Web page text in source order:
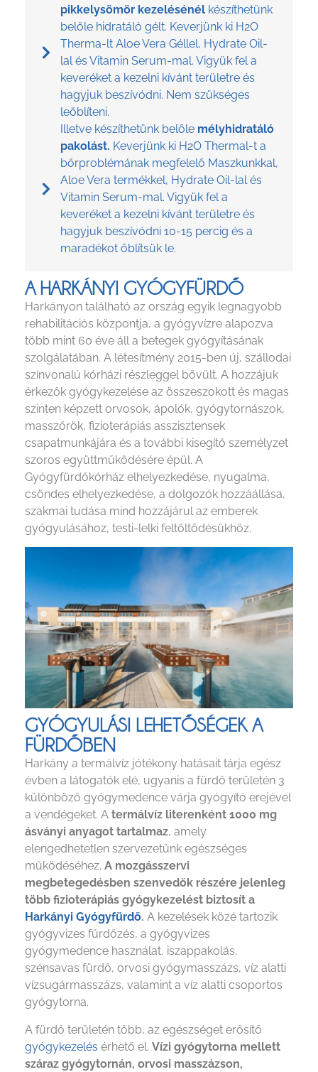
pikkelysömör kezelésénél készíthetünk
belőle hidratáló gélt. Keverjünk ki H2O
Therma-lt Aloe Vera Géllel, Hydrate Oil-
lal és Vitamin Serum-mal. Vigyük fel a
keveréket a kezelni kívánt területre és
hagyjuk beszívódni. Nem szükséges
leöblíteni.
Illetve készíthetünk belőle mélyhidratáló
pakolást. Keverjünk ki H2O Thermal-t a
bőrproblémának megfelelő Maszkunkkal,
Aloe Vera termékkel, Hydrate Oil-lal és
Vitamin Serum-mal. Vigyük fel a
keveréket a kezelni kívánt területre és
hagyjuk beszívódni 10-15 percig és a
maradékot öblítsük le.
A HARKÁNYI GYÓGYFÜRDŐ
Harkányon található az ország egyik legnagyobb
rehabilitációs központja, a gyógyvízre alapozva
több mint 60 éve áll a betegek gyógyításának
szolgálatában. A létesítmény 2015-ben új, szállodai
színvonalú kórházi részleggel bővült. A hozzájuk
érkezők gyógykezelése az összeszokott és magas
szinten képzett orvosok, ápolók, gyógytornászok,
masszőrök, fizioterápiás asszisztensek
csapatmunkájára és a további kisegítő személyzet
szoros együttműködésére épül. A
Gyógyfürdőkórház elhelyezkedése, nyugalma,
csöndes elhelyezkedése, a dolgozók hozzáállása,
szakmai tudása mind hozzájárul az emberek
gyógyulásához, testi-lelki feltöltődésükhöz.
GYÓGYULÁSI LEHETŐSÉGEK A
FÜRDŐBEN
Harkány a termálvíz jótékony hatásait tárja egész
évben a látogatók elé, ugyanis a fürdő területén 3
különböző gyógymedence várja gyógyító erejével
a vendégeket. A termálvíz literenként 1000 mg
ásványi anyagot tartalmaz, amely
elengedhetetlen szervezetünk egészséges
működéséhez. A mozgásszervi
megbetegedésben szenvedők részére jelenleg
több fizioterápiás gyógykezelést biztosít a
Harkányi Gyógyfürdő. A kezelések közé tartozik
gyógyvizes fürdőzés, a gyógyvizes
gyógymedence használat, iszappakolás,
szénsavas fürdő, orvosi gyógymasszázs, víz alatti
vízsugármasszázs, valamint a víz alatti csoportos
gyógytorna.
A fürdő területén több, az egészséget erősítő
gyógykezelés érhető el. Vízi gyógytorna mellett
száraz gyógytornán, orvosi masszázson,